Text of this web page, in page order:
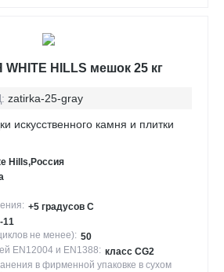
HILLS мешок 25 кг
zatirka-25-gray
искусственного камня и плитки
Hills,Россия
+5 градусов С
11
не менее): 50
EN12004 и EN1388: класс CG2
в фирменной упаковке в сухом